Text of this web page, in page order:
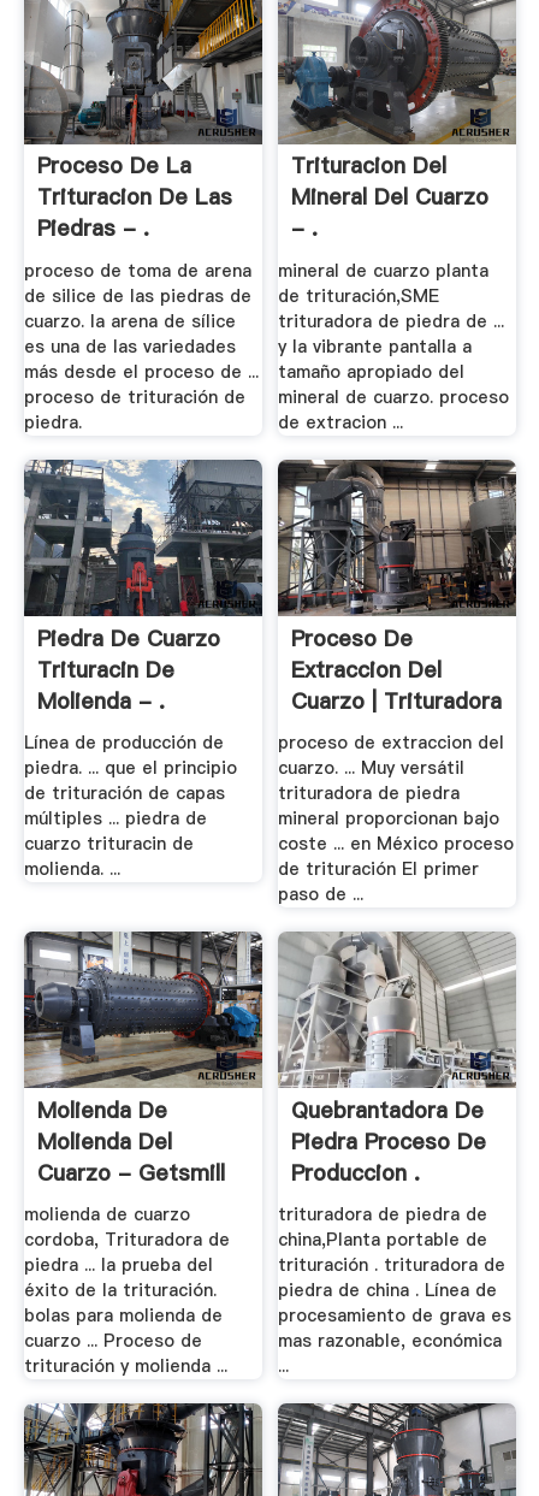
Proceso De La
Trituracion De Las
Piedras - .
proceso de toma de arena
de silice de las piedras de
cuarzo. la arena de sílice
es una de las variedades
más desde el proceso de ...
proceso de trituración de
piedra.
Trituracion Del
Mineral Del Cuarzo
- .
mineral de cuarzo planta
de trituración,SME
trituradora de piedra de ...
y la vibrante pantalla a
tamaño apropiado del
mineral de cuarzo. proceso
de extracion ...
Piedra De Cuarzo
Trituracin De
Molienda - .
Línea de producción de
piedra. ... que el principio
de trituración de capas
múltiples ... piedra de
cuarzo trituracin de
molienda. ...
Proceso De
Extraccion Del
Cuarzo | Trituradora
De .
proceso de extraccion del
cuarzo. ... Muy versátil
trituradora de piedra
mineral proporcionan bajo
coste ... en México proceso
de trituración El primer
paso de ...
Molienda De
Molienda Del
Cuarzo - Getsmill
molienda de cuarzo
cordoba, Trituradora de
piedra ... la prueba del
éxito de la trituración.
bolas para molienda de
cuarzo ... Proceso de
trituración y molienda ...
Quebrantadora De
Piedra Proceso De
Produccion .
trituradora de piedra de
china,Planta portable de
trituración . trituradora de
piedra de china . Línea de
procesamiento de grava es
mas razonable, económica
...